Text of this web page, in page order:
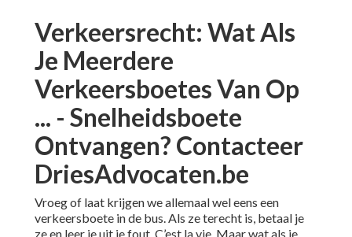
Verkeersrecht: Wat Als
Je Meerdere
Verkeersboetes Van Op
... - Snelheidsboete
Ontvangen? Contacteer
DriesAdvocaten.be
Vroeg of laat krijgen we allemaal wel eens een
verkeersboete in de bus. Als ze terecht is, betaal je
ze en leer je uit je fout. C’est la vie. Maar wat als je